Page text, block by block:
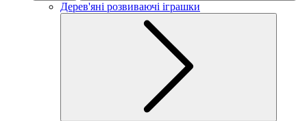
Дерев'яні розвиваючі іграшки